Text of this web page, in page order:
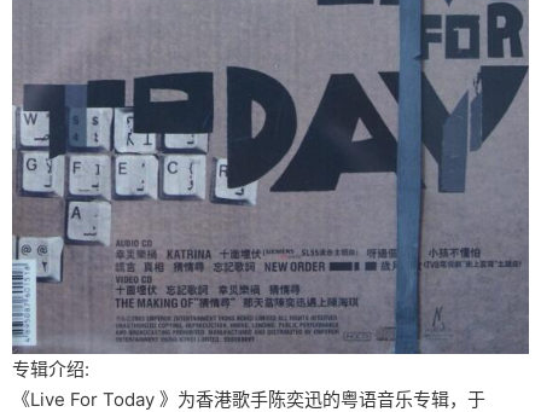
专辑介绍:
《Live For Today 》为香港歌手陈奕迅的粤语音乐专辑，于